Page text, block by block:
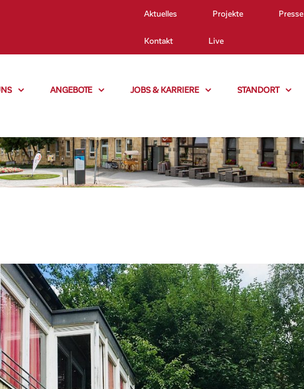
Aktuelles Projekte Presse
Kontakt Live
ANGEBOTE JOBS & KARRIERE STANDORT